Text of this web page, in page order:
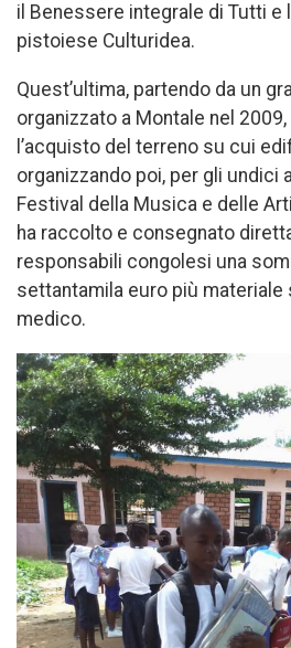
il Benessere integrale di Tutti e
pistoiese Culturidea.
Quest’ultima, partendo da un
organizzato a Montale nel
l’acquisto del terreno su cui
organizzando poi, per gli undici
Festival della Musica e delle
ha raccolto e consegnato
responsabili congolesi una
settantamila euro più
medico.